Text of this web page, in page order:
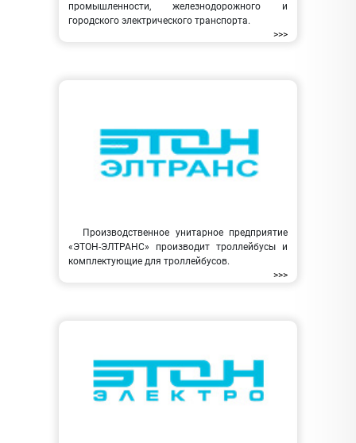
промышленности, железнодорожного и
городского электрического транспорта.
>>>
Производственное унитарное предприятие
«ЭТОН-ЭЛТРАНС» производит троллейбусы и
комплектующие для троллейбусов.
>>>